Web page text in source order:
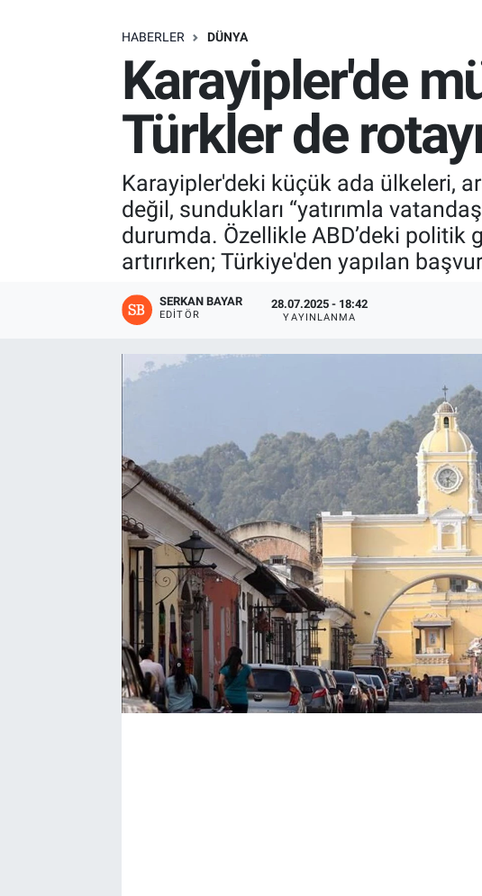
HABERLER DÜNYA
Karayipler'de
Türkler de
Karayipler'deki küçük ada ülkeleri,
değil, sundukları “yatırımla
durumda. Özellikle ABD’deki
artırırken; Türkiye'den yapılan
SERKAN BAYAR
EDITÖR
28.07.2025 - 18:42
YAYINLANMA
ÖZEL HABER
ASTROLOJİ
RESMİ İLANLAR
İletişim/Künye
Gözden Kaçmasın
İletişim (Künye)